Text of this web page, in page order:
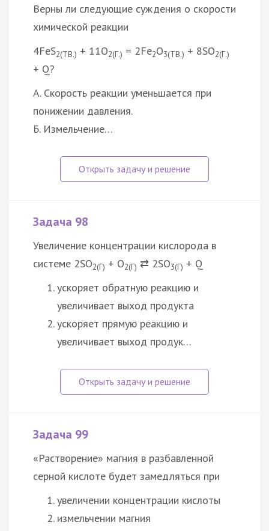
Верны ли следующие суждения о скорости
химической реакции
4FeS2(ТВ.) + 11O2(Г.) = 2Fe2O3(ТВ.) + 8SO2(Г.)
+ Q?
А. Скорость реакции уменьшается при
понижении давления.
Б. Измельчение…
Задача 98
Увеличение концентрации кислорода в
системе 2SO2(Г) + O2(Г) ⇄ 2SO3(Г) + Q
ускоряет обратную реакцию и
увеличивает выход продукта
ускоряет прямую реакцию и
увеличивает выход продук…
Задача 99
«Растворение» магния в разбавленной
серной кислоте будет замедляться при
увеличении концентрации кислоты
измельчении магния